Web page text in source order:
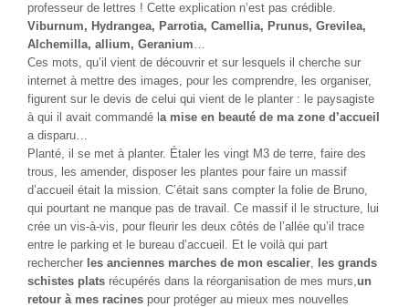
professeur de lettres ! Cette explication n’est pas crédible.
Viburnum, Hydrangea, Parrotia, Camellia, Prunus, Grevilea,
Alchemilla, allium, Geranium…
Ces mots, qu’il vient de découvrir et sur lesquels il cherche sur
internet à mettre des images, pour les comprendre, les organiser,
figurent sur le devis de celui qui vient de le planter : le paysagiste
à qui il avait commandé l a mise en beauté de ma zone d’accueil
a disparu…
Planté, il se met à planter. Étaler les vingt M3 de terre, faire des
trous, les amender, disposer les plantes pour faire un massif
d’accueil était la mission. C’était sans compter la folie de Bruno,
qui pourtant ne manque pas de travail. Ce massif il le structure, lui
crée un vis-à-vis, pour fleurir les deux côtés de l’allée qu’il trace
entre le parking et le bureau d’accueil. Et le voilà qui part
rechercher les anciennes marches de mon escalier, les grands
schistes plats récupérés dans la réorganisation de mes murs,un
retour à mes racines pour protéger au mieux mes nouvelles